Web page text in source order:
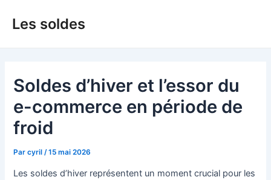
Les soldes
Soldes d’hiver et l’essor du
e-commerce en période de
froid
Parcyril /15 mai 2026
Les soldes d’hiver représentent un moment crucial pour les